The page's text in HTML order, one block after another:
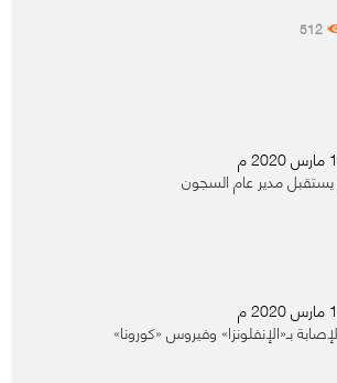
512
مدير عام السجون
بـ«الإنفلونزا» وفيروس «كورونا»